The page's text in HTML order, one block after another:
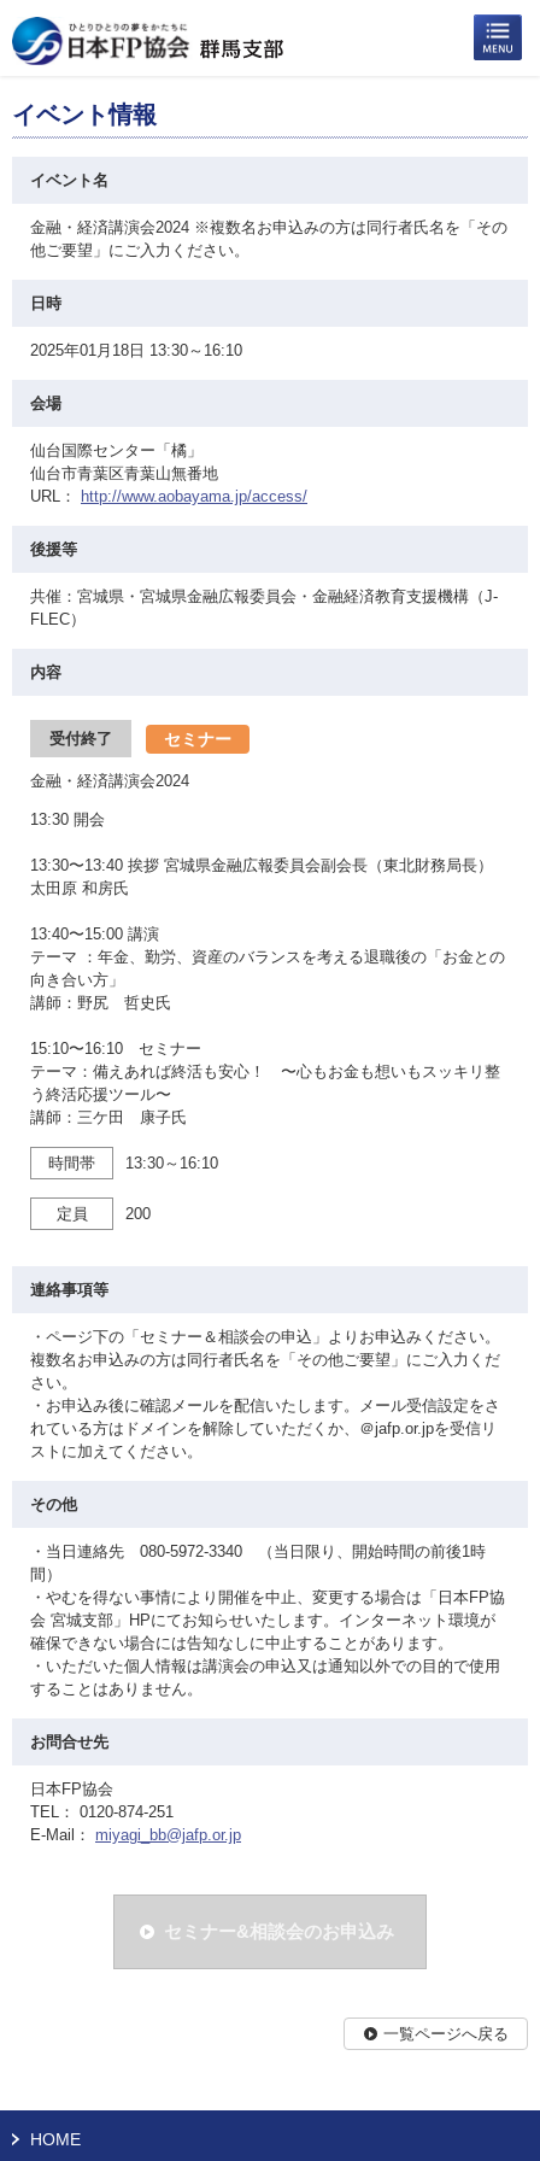
イベント情報
イベント名
金融・経済講演会2024 ※複数名お申込みの方は同行者氏名を「その
他ご要望」にご入力ください。
日時
2025年01月18日 13:30～16:10
会場
仙台国際センター「橘」
仙台市青葉区青葉山無番地
URL：
http://www.aobayama.jp/access/
後援等
共催：宮城県・宮城県金融広報委員会・金融経済教育支援機構（J-
FLEC）
内容
受付終了 セミナー
金融・経済講演会2024
13:30 開会
13:30〜13:40 挨拶 宮城県金融広報委員会副会長（東北財務局長）
太田原 和房氏
13:40〜15:00 講演
テーマ ：年金、勤労、資産のバランスを考える退職後の「お金との
向き合い方」
講師：野尻 哲史氏
15:10〜16:10 セミナー
テーマ：備えあれば終活も安心！ 〜心もお金も想いもスッキリ整
う終活応援ツール〜
講師：三ケ田 康子氏
時間帯 13:30～16:10
定員 200
連絡事項等
・ページ下の「セミナー＆相談会の申込」よりお申込みください。
複数名お申込みの方は同行者氏名を「その他ご要望」にご入力くだ
さい。
・お申込み後に確認メールを配信いたします。メール受信設定をさ
れている方はドメインを解除していただくか、＠jafp.or.jpを受信リ
ストに加えてください。
その他
・当日連絡先 080-5972-3340 （当日限り、開始時間の前後1時
間）
・やむを得ない事情により開催を中止、変更する場合は「日本FP協
会 宮城支部」HPにてお知らせいたします。インターネット環境が
確保できない場合には告知なしに中止することがあります。
・いただいた個人情報は講演会の申込又は通知以外での目的で使用
することはありません。
お問合せ先
日本FP協会
TEL： 0120-874-251
E-Mail： miyagi_bb@jafp.or.jp
セミナー&相談会のお申込み
一覧ページへ戻る
HOME